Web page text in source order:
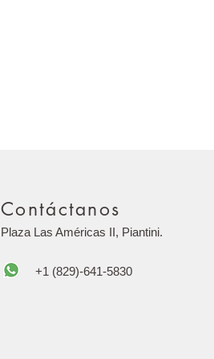
Contáctanos
Plaza Las Américas II, Piantini.
+1 (829)-641-5830